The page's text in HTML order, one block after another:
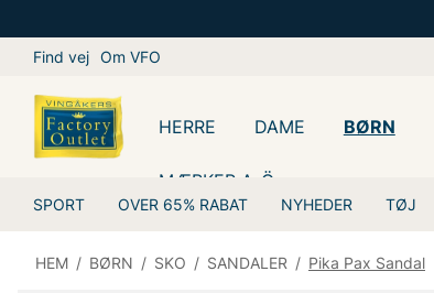
Find vej Om VFO
HERRE DAME BØRN
SPORT OVER 65% RABAT NYHEDER TØJ
MÆRKER A-Ö
HEM / BØRN / SKO / SANDALER / Pika Pax Sandal